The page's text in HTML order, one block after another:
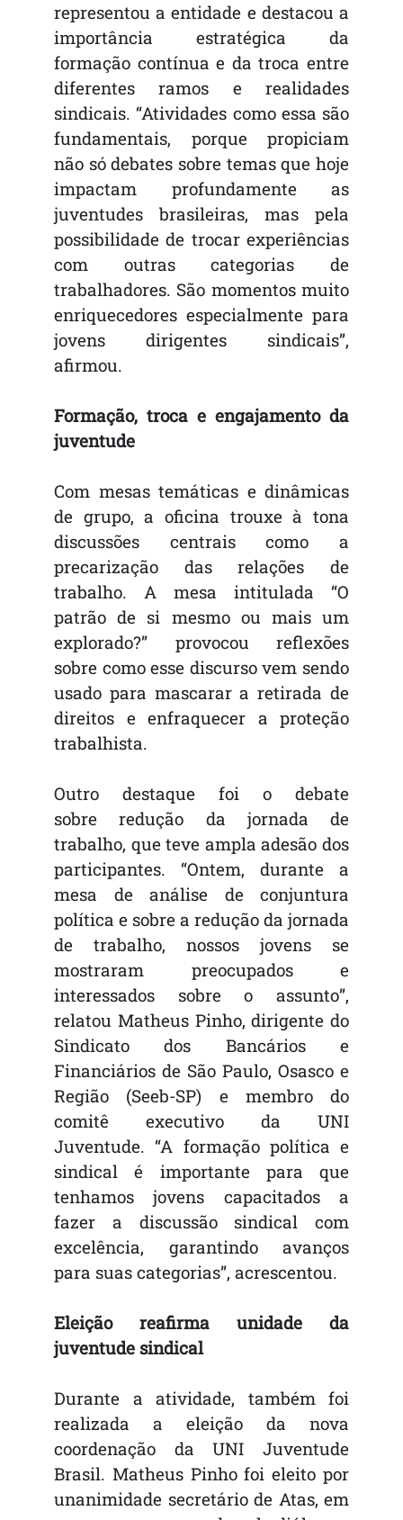
representou a entidade e destacou a
importância estratégica da
formação contínua e da troca entre
diferentes ramos e realidades
sindicais. “Atividades como essa são
fundamentais, porque propiciam
não só debates sobre temas que hoje
impactam profundamente as
juventudes brasileiras, mas pela
possibilidade de trocar experiências
com outras categorias de
trabalhadores. São momentos muito
enriquecedores especialmente para
jovens dirigentes sindicais”,
afirmou.
Formação, troca e engajamento da
juventude
Com mesas temáticas e dinâmicas
de grupo, a oficina trouxe à tona
discussões centrais como a
precarização das relações de
trabalho. A mesa intitulada “O
patrão de si mesmo ou mais um
explorado?” provocou reflexões
sobre como esse discurso vem sendo
usado para mascarar a retirada de
direitos e enfraquecer a proteção
trabalhista.
Outro destaque foi o debate
sobre redução da jornada de
trabalho, que teve ampla adesão dos
participantes. “Ontem, durante a
mesa de análise de conjuntura
política e sobre a redução da jornada
de trabalho, nossos jovens se
mostraram preocupados e
interessados sobre o assunto”,
relatou Matheus Pinho, dirigente do
Sindicato dos Bancários e
Financiários de São Paulo, Osasco e
Região (Seeb-SP) e membro do
comitê executivo da UNI
Juventude. “A formação política e
sindical é importante para que
tenhamos jovens capacitados a
fazer a discussão sindical com
excelência, garantindo avanços
para suas categorias”, acrescentou.
Eleição reafirma unidade da
juventude sindical
Durante a atividade, também foi
realizada a eleição da nova
coordenação da UNI Juventude
Brasil. Matheus Pinho foi eleito por
unanimidade secretário de Atas, em